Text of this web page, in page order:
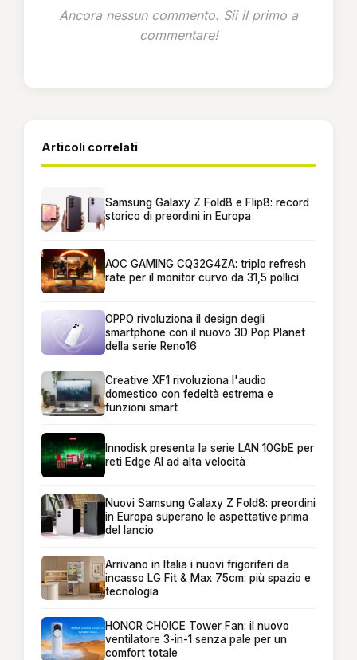
Ancora nessun commento. Sii il primo a
commentare!
Articoli correlati
Samsung Galaxy Z Fold8 e Flip8: record
storico di preordini in Europa
AOC GAMING CQ32G4ZA: triplo refresh
rate per il monitor curvo da 31,5 pollici
OPPO rivoluziona il design degli
smartphone con il nuovo 3D Pop Planet
della serie Reno16
Creative XF1 rivoluziona l'audio
domestico con fedeltà estrema e
funzioni smart
Innodisk presenta la serie LAN 10GbE per
reti Edge AI ad alta velocità
Nuovi Samsung Galaxy Z Fold8: preordini
in Europa superano le aspettative prima
del lancio
Arrivano in Italia i nuovi frigoriferi da
incasso LG Fit & Max 75cm: più spazio e
tecnologia
HONOR CHOICE Tower Fan: il nuovo
ventilatore 3-in-1 senza pale per un
comfort totale